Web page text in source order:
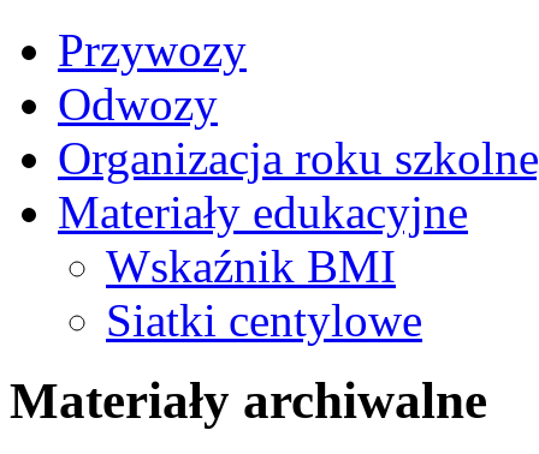
Przywozy
Odwozy
Organizacja roku
Materiały edukacyjne
Wskaźnik BMI
Siatki centylowe
Materiały archiwalne